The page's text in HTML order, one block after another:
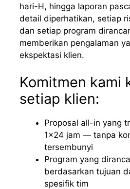
hari-H, hingga laporan
detail diperhatikan, setiap
dan setiap program
memberikan pengalaman
ekspektasi klien.
Komitmen kami
setiap klien:
Proposal all-in yang
1×24 jam — tanpa
tersembunyi
Program yang
berdasarkan tujuan
spesifik tim